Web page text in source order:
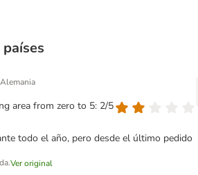
Alemania
area from zero to 5: 2/5
todo el año, pero desde el último pedido
Ver original